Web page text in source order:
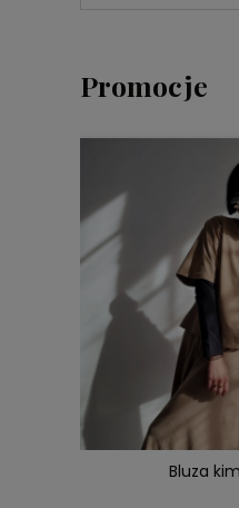
Promocje
Bluza
DO